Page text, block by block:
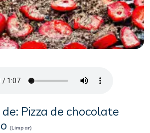
Pizza de chocolate
(Limpar)